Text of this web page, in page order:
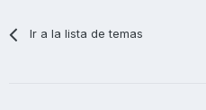
Ir a la lista de temas